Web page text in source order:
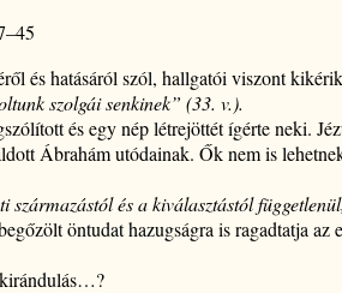
és hatásáról szól, hallgatói viszont
szolgái senkinek” (33. v.).
és egy nép létrejöttét ígérte neki.
Ábrahám utódainak. Ők nem is
származástól és a kiválasztástól
öntudat hazugságra is ragadtatja az